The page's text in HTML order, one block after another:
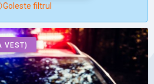
Goleste filtrul
VEST)